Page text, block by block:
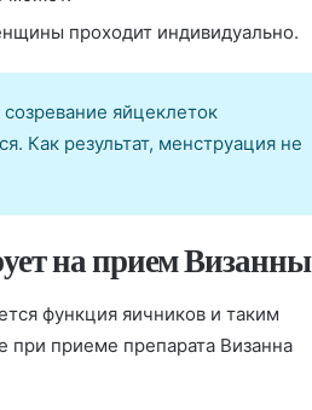
проходит индивидуально.
яйцеклеток
Как результат, менструация не
на прием Визанны
функция яичников и таким
при приеме препарата Визанна